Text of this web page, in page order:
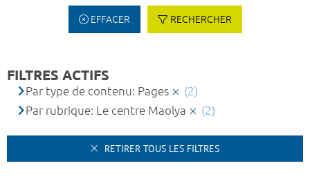
EFFACER RECHERCHER
FILTRES ACTIFS
Par type de contenu: Pages
(2)
Par rubrique: Le centre Maolya
(2)
RETIRER TOUS LES FILTRES